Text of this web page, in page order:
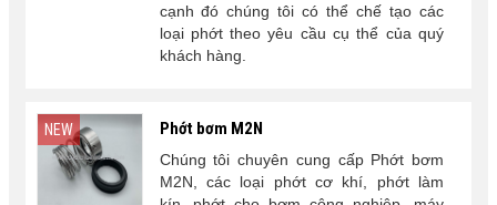
cạnh đó chúng tôi có thể chế tạo các
loại phớt theo yêu cầu cụ thể của quý
khách hàng.
NEW Phớt bơm M2N
Chúng tôi chuyên cung cấp Phớt bơm
M2N, các loại phớt cơ khí, phớt làm